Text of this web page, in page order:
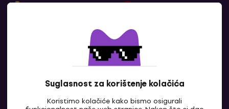
Suglasnost za korištenje kolačića
Koristimo kolačiće kako bismo osigurali
România
Hrvatska
Србија
Bosna i Hercegovina
Moldova
Црна Гора
Severna Makedonija
Shqipëria
Slovensko
Prikazati sve